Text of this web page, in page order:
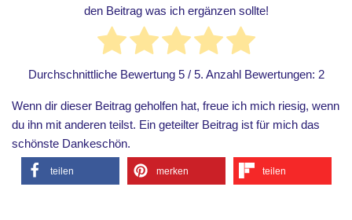
den Beitrag was ich ergänzen sollte!
Durchschnittliche Bewertung 5/ 5. Anzahl Bewertungen: 2
Wenn dir dieser Beitrag geholfen hat, freue ich mich riesig, wenn
du ihn mit anderen teilst. Ein geteilter Beitrag ist für mich das
schönste Dankeschön.
teilen merken teilen